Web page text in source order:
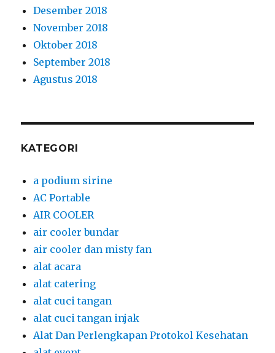
Desember 2018
November 2018
Oktober 2018
September 2018
Agustus 2018
KATEGORI
a podium sirine
AC Portable
AIR COOLER
air cooler bundar
air cooler dan misty fan
alat acara
alat catering
alat cuci tangan
alat cuci tangan injak
Alat Dan Perlengkapan Protokol Kesehatan